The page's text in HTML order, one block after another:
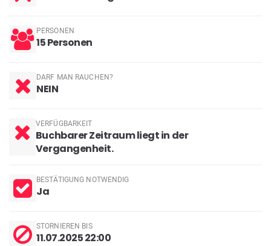
PERSONEN
15 Personen
DARF MAN RAUCHEN?
NEIN
VERFÜGBARKEIT
Buchbarer Zeitraum liegt in der
Vergangenheit.
BESTÄTIGUNG NOTWENDIG
Ja
STORNIEREN BIS
11.07.2025 22:00